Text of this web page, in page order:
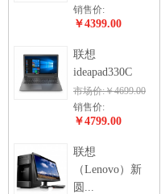
销售价:
￥4399.00
联想
ideapad330C
市场价:￥4699.00
销售价:
￥4799.00
联想
（Lenovo）新
圆...